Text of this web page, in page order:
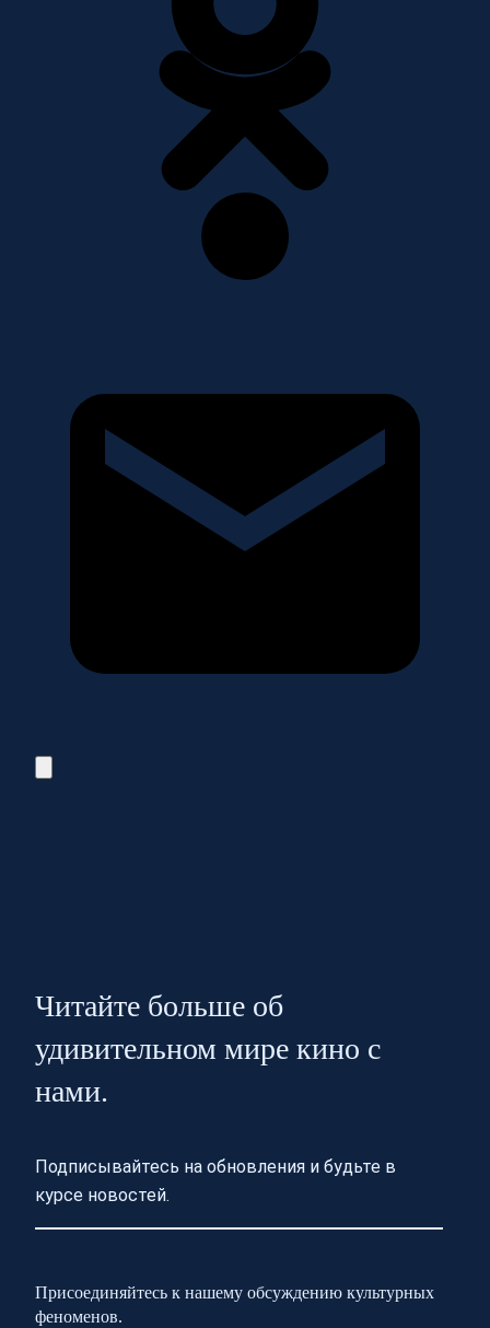
Читайте больше об
удивительном мире кино с
нами.
Подписывайтесь на обновления и будьте в
курсе новостей.
Присоединяйтесь к нашему обсуждению культурных
феноменов.